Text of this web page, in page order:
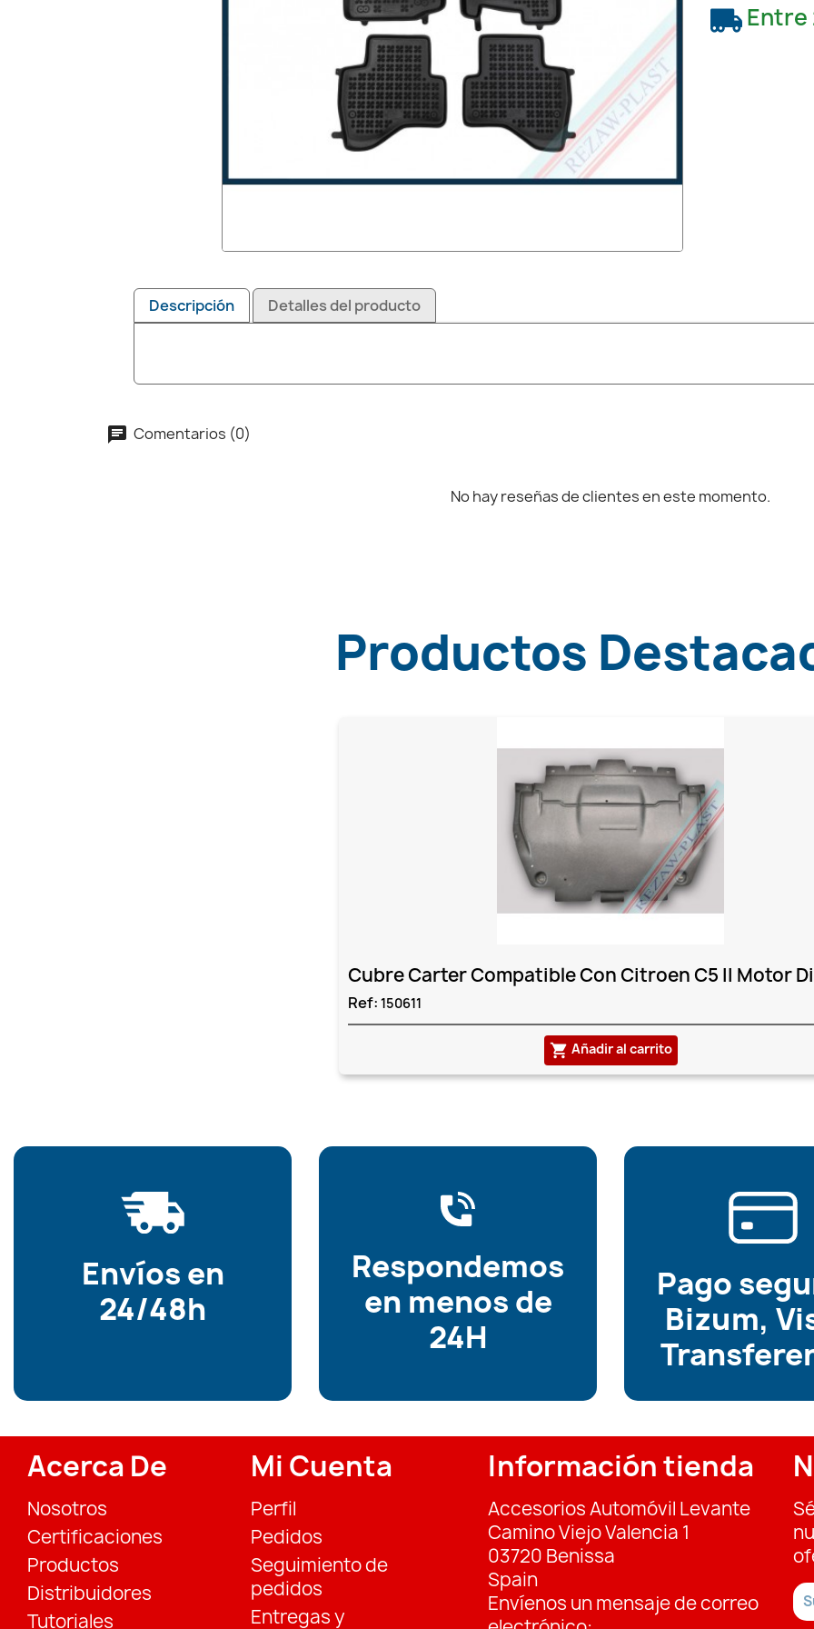
Entre
Descripción Detalles del producto
Comentarios (0)
No hay reseñas de clientes en este momento.
Productos
Cubre Carter Compatible Con Citroen C5 II Motor
Ref: 150611
shopping_cart Añadir al carrito
Envíos en
24/48h
Respondemos
en menos de
24H
Pago
Bizum,
Acerca De
Nosotros
Certificaciones
Productos
Distribuidores
Tutoriales
Mi Cuenta
Perfil
Pedidos
Seguimiento de
pedidos
Entregas y
Información tienda
Accesorios Automóvil Levante
Camino Viejo Valencia 1
03720 Benissa
Spain
Envíenos un mensaje de correo